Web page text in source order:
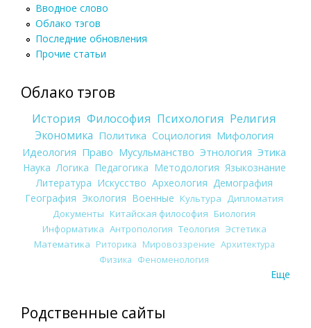
Вводное слово
Облако тэгов
Последние обновления
Прочие статьи
Облако тэгов
История Философия Психология Религия
Экономика Политика Социология Мифология
Идеология Право Мусульманство Этнология Этика
Наука Логика Педагогика Методология Языкознание
Литература Искусство Археология Демография
География Экология Военные Культура
Дипломатия
Документы Китайская философия Биология
Информатика Антропология Теология Эстетика
Математика Риторика Мировоззрение Архитектура
Физика Феноменология
Еще
Родственные сайты